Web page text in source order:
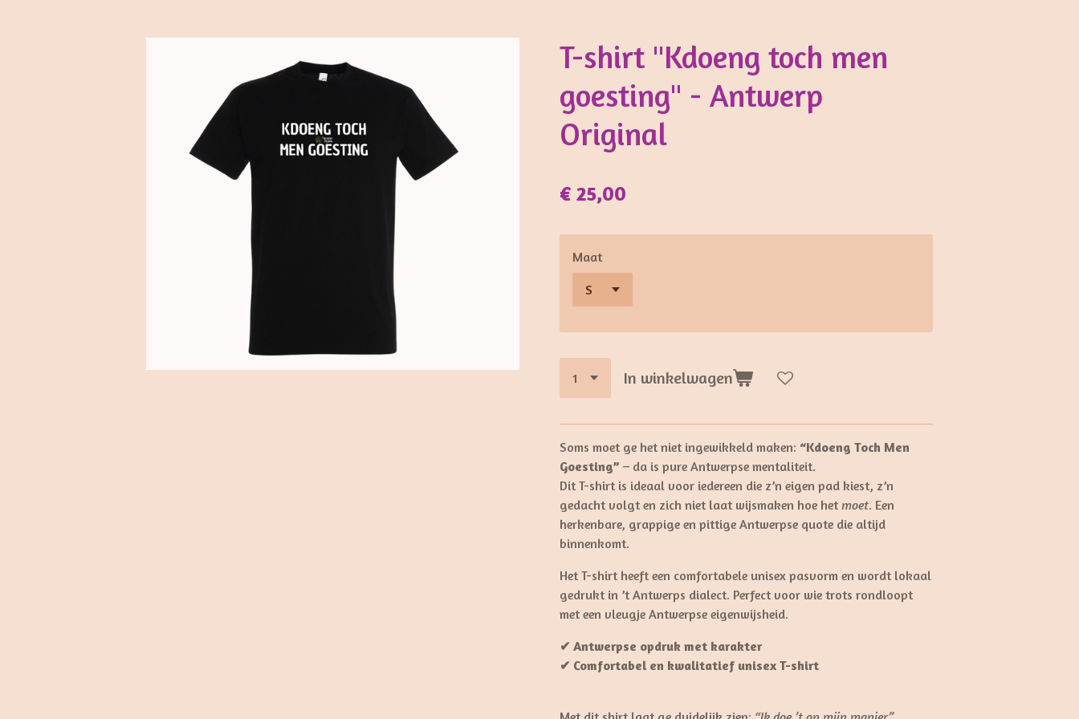
T-shirt "Kdoeng toch men
goesting" - Antwerp
Original
€ 25,00
Maat
In winkelwagen
Soms moet ge het niet ingewikkeld maken: “Kdoeng Toch Men
Goesting” – da is pure Antwerpse mentaliteit.
Dit T-shirt is ideaal voor iedereen die z’n eigen pad kiest, z’n
gedacht volgt en zich niet laat wijsmaken hoe het moet. Een
herkenbare, grappige en pittige Antwerpse quote die altijd
binnenkomt.
Het T-shirt heeft een comfortabele unisex pasvorm en wordt lokaal
gedrukt in ’t Antwerps dialect. Perfect voor wie trots rondloopt
met een vleugje Antwerpse eigenwijsheid.
✔ Antwerpse opdruk met karakter
✔ Comfortabel en kwalitatief unisex T-shirt